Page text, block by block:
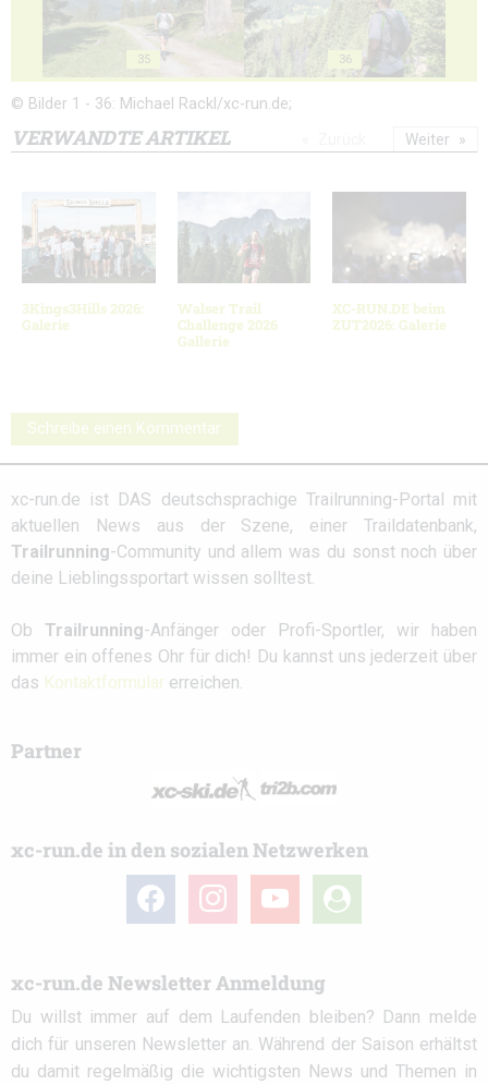
35 36
© Bilder 1 - 36: Michael Rackl/xc-run.de;
VERWANDTE ARTIKEL
3Kings3Hills 2026:
Galerie
Walser Trail
Challenge 2026
Gallerie
XC-RUN.DE beim
ZUT2026: Galerie
Weiter
Schreibe einen Kommentar
xc-run.de ist DAS deutschsprachige Trailrunning-Portal mit
aktuellen News aus der Szene, einer Traildatenbank,
Trailrunning-Community und allem was du sonst noch über
deine Lieblingssportart wissen solltest.
Ob Trailrunning-Anfänger oder Profi-Sportler, wir haben
immer ein offenes Ohr für dich! Du kannst uns jederzeit über
das Kontaktformular erreichen.
Partner
xc-run.de in den sozialen Netzwerken
facebook instagramyoutube
user-
circle
xc-run.de Newsletter Anmeldung
Du willst immer auf dem Laufenden bleiben? Dann melde
dich für unseren Newsletter an. Während der Saison erhältst
du damit regelmäßig die wichtigsten News und Themen in